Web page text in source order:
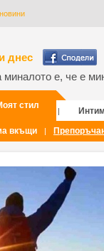
днес
миналото е, че е
стил
|
вкъщи |